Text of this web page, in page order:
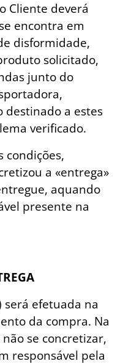
Cliente deverá
encontra em
disformidade,
solicitado,
junto do
a estes
verificado.
condições,
a «entrega»
aquando
presente na
será efetuada na
da compra. Na
se concretizar,
responsável pela